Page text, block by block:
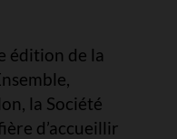
édition de la
la Société
d’accueillir